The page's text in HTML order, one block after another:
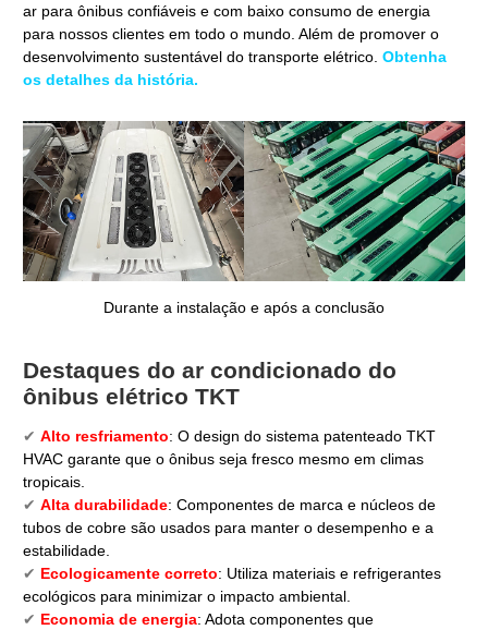
ar para ônibus confiáveis ​​e com baixo consumo de energia
para nossos clientes em todo o mundo. Além de promover o
desenvolvimento sustentável do transporte elétrico. Obtenha
os detalhes da história.
Durante a instalação e após a conclusão
Destaques do ar condicionado do
ônibus elétrico TKT
✔ Alto resfriamento: O design do sistema patenteado TKT
HVAC garante que o ônibus seja fresco mesmo em climas
tropicais.
✔ Alta durabilidade: Componentes de marca e núcleos de
tubos de cobre são usados ​​para manter o desempenho e a
estabilidade.
✔ Ecologicamente correto: Utiliza materiais e refrigerantes
ecológicos para minimizar o impacto ambiental.
✔ Economia de energia: Adota componentes que